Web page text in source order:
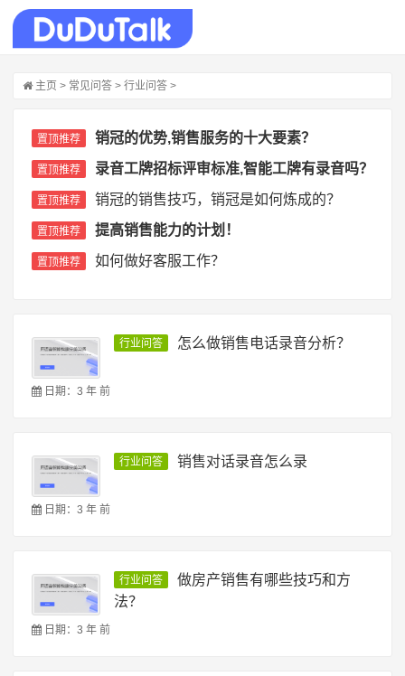
主页 > 常见问答 > 行业问答 >
置顶推荐 销冠的优势,销售服务的十大要素？
置顶推荐 录音工牌招标评审标准,智能工牌有录音吗？
置顶推荐 销冠的销售技巧，销冠是如何炼成的？
置顶推荐 提高销售能力的计划！
置顶推荐 如何做好客服工作？
行业问答 怎么做销售电话录音分析？
日期：3 年 前
行业问答 销售对话录音怎么录
日期：3 年 前
行业问答
做房产销售有哪些技巧和方
法？
日期：3 年 前